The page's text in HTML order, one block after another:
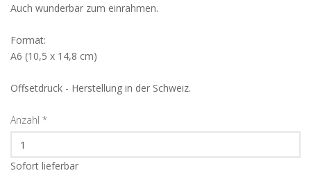
Auch wunderbar zum einrahmen.
Format:
A6 (10,5 x 14,8 cm)
Offsetdruck - Herstellung in der Schweiz.
Anzahl *
Sofort lieferbar